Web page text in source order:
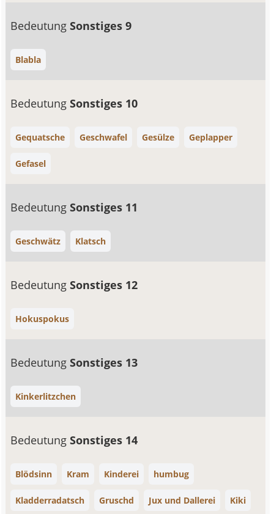
BedeutungSonstiges 9
Blabla
BedeutungSonstiges 10
Gequatsche Geschwafel Gesülze Geplapper
Gefasel
BedeutungSonstiges 11
Geschwätz Klatsch
BedeutungSonstiges 12
Hokuspokus
BedeutungSonstiges 13
Kinkerlitzchen
BedeutungSonstiges 14
Blödsinn Kram Kinderei humbug
Kladderradatsch Gruschd Jux und Dallerei Kiki